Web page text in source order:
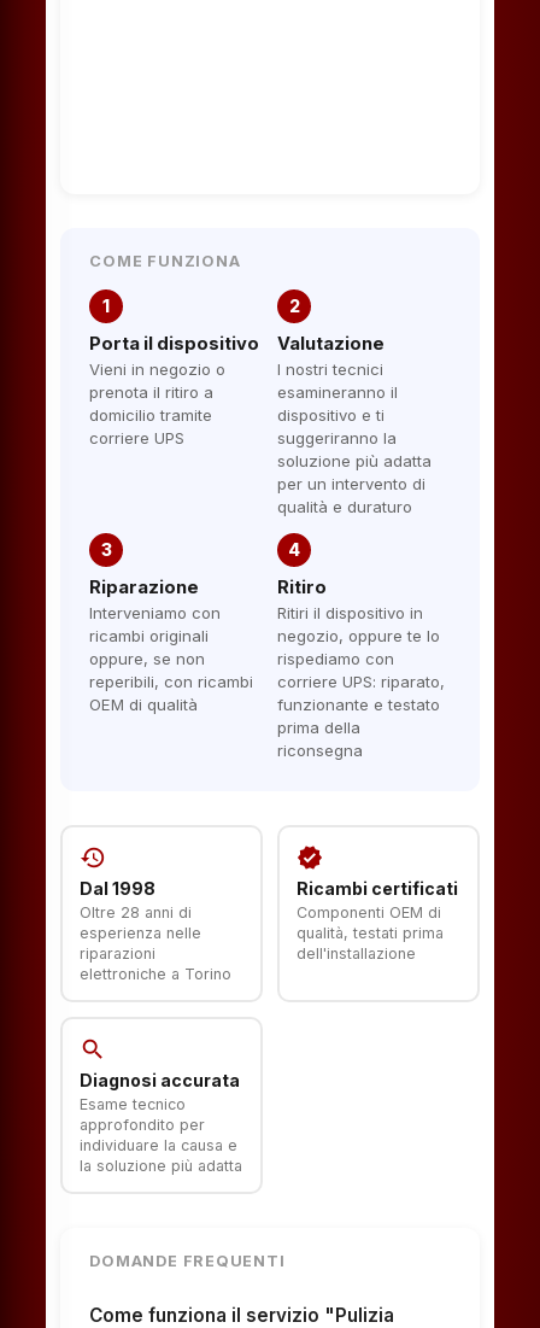
COME FUNZIONA
1
Porta il dispositivo
Vieni in negozio o
prenota il ritiro a
domicilio tramite
corriere UPS
2
Valutazione
I nostri tecnici
esamineranno il
dispositivo e ti
suggeriranno la
soluzione più adatta
per un intervento di
qualità e duraturo
3
Riparazione
Interveniamo con
ricambi originali
oppure, se non
reperibili, con ricambi
OEM di qualità
4
Ritiro
Ritiri il dispositivo in
negozio, oppure te lo
rispediamo con
corriere UPS: riparato,
funzionante e testato
prima della
riconsegna
history
Dal 1998
Oltre 28 anni di
esperienza nelle
riparazioni
elettroniche a Torino
verified
Ricambi certificati
Componenti OEM di
qualità, testati prima
dell'installazione
search
Diagnosi accurata
Esame tecnico
approfondito per
individuare la causa e
la soluzione più adatta
DOMANDE FREQUENTI
Come funziona il servizio "Pulizia